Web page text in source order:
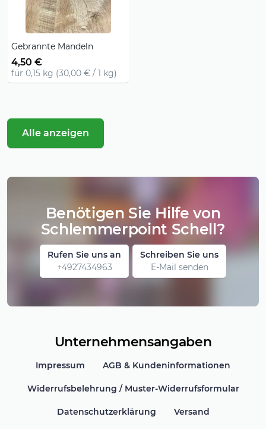
Gebrannte Mandeln
4,50 €
für 0,15 kg (30,00 € / 1 kg)
Alle anzeigen
Benötigen Sie Hilfe von
Schlemmerpoint Schell?
Rufen Sie uns an
+4927434963
Schreiben Sie uns
E-Mail senden
Unternehmensangaben
Impressum AGB & Kundeninformationen
Widerrufsbelehrung / Muster-Widerrufsformular
Datenschutzerklärung Versand